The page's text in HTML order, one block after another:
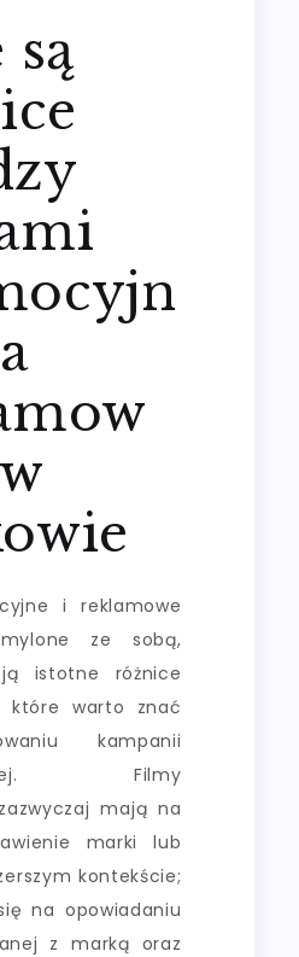
są
i reklamowe
ze sobą,
istotne różnice
które warto znać
kampanii
Filmy
mają na
marki lub
kontekście;
na opowiadaniu
z marką oraz